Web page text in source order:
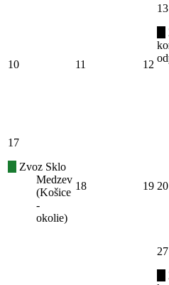
10 11 12
13
17
Zvoz Sklo
Medzev
(Košice
-
okolie)
18 19 20
27